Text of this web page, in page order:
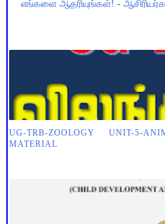
எங்களை ஆதரியுங்கள்! -
UG-TRB-ZOOLOGY UNIT-5-
MATERIAL